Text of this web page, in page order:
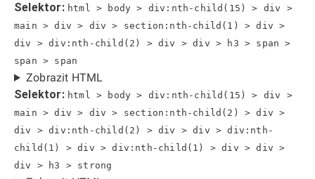
Selektor: html > body > div:nth-child(15) > div >
main > div > div > section:nth-child(1) > div >
div > div:nth-child(2) > div > div > h3 > span >
span > span
Zobrazit HTML
Selektor: html > body > div:nth-child(15) > div >
main > div > div > section:nth-child(2) > div >
div > div:nth-child(2) > div > div > div:nth-
child(1) > div > div:nth-child(1) > div > div >
div > h3 > strong